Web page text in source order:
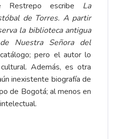
Restrepo escribe La
de Torres. A partir
la biblioteca antigua
Nuestra Señora del
pero el autor lo
Además, es otra
inexistente biografía de
de Bogotá; al menos en